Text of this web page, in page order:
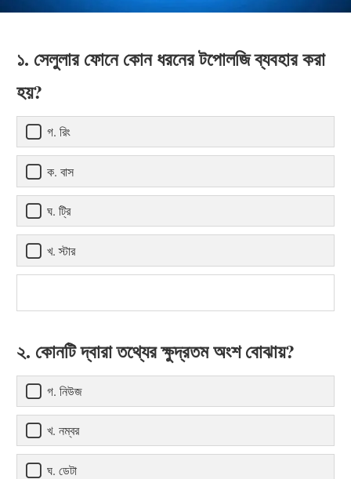
১. সেলুলার ফোনে কোন ধরনের টপোলজি ব্যবহার করা
হয়?
গ. রিং
ক. বাস
ঘ. ট্রি
খ. স্টার
২. কোনটি দ্বারা তথ্যের ক্ষুদ্রতম অংশ বোঝায়?
গ. নিউজ
খ. নম্বর
ঘ. ডেটা